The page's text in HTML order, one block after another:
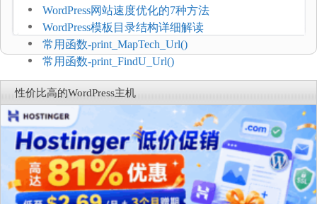
键部署
WordPress网站速度优化的7种方法
WordPress模板目录结构详细解读
常用函数-print_MapTech_Url()
常用函数-print_FindU_Url()
性价比高的WordPress主机